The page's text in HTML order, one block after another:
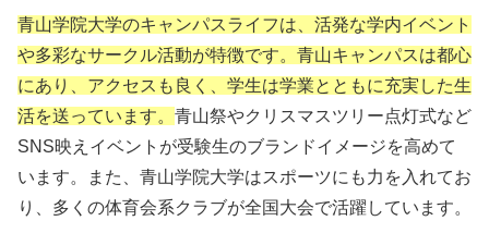
青山学院大学のキャンパスライフは、活発な学内イベント
や多彩なサークル活動が特徴です。青山キャンパスは都心
にあり、アクセスも良く、学生は学業とともに充実した生
活を送っています。 青山祭やクリスマスツリー点灯式など
SNS映えイベントが受験生のブランドイメージを高めて
います。また、青山学院大学はスポーツにも力を入れてお
り、多くの体育会系クラブが全国大会で活躍しています。